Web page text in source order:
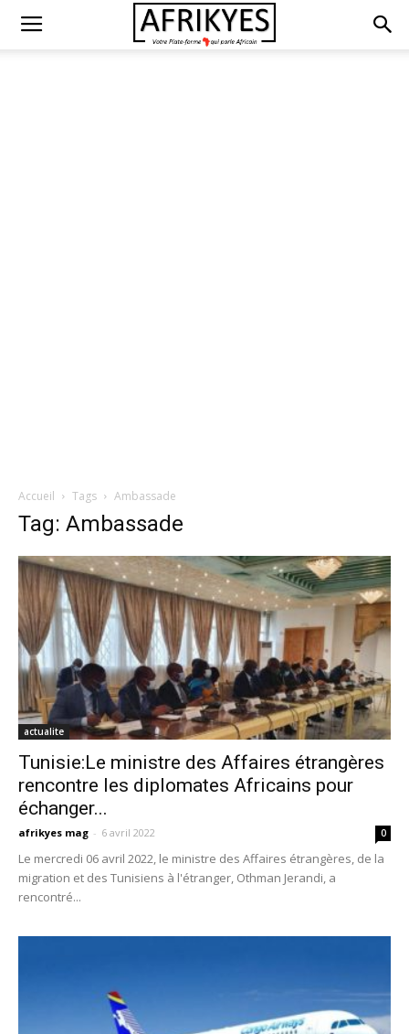
Accueil Tags Ambassade
Tag: Ambassade
actualite
Tunisie:Le ministre des Affaires étrangères
rencontre les diplomates Africains pour
échanger...
afrikyes mag - 6 avril 2022 0
Le mercredi 06 avril 2022, le ministre des Affaires étrangères, de la
migration et des Tunisiens à l'étranger, Othman Jerandi, a
rencontré...